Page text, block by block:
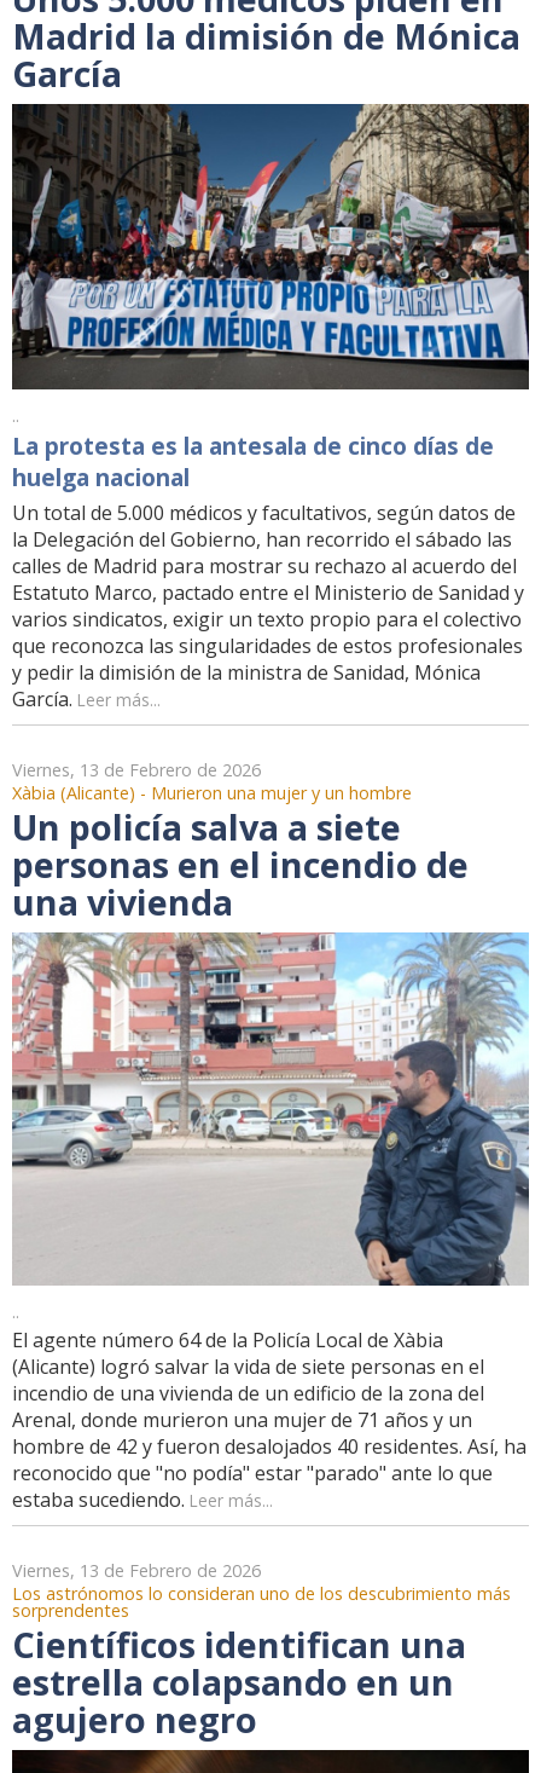
Madrid la dimisión de Mónica
García
..
La protesta es la antesala de cinco días de
huelga nacional
Un total de 5.000 médicos y facultativos, según datos de
la Delegación del Gobierno, han recorrido el sábado las
calles de Madrid para mostrar su rechazo al acuerdo del
Estatuto Marco, pactado entre el Ministerio de Sanidad y
varios sindicatos, exigir un texto propio para el colectivo
que reconozca las singularidades de estos profesionales
y pedir la dimisión de la ministra de Sanidad, Mónica
García. Leer más...
Viernes, 13 de Febrero de 2026
Xàbia (Alicante) - Murieron una mujer y un hombre
Un policía salva a siete
personas en el incendio de
una vivienda
..
El agente número 64 de la Policía Local de Xàbia
(Alicante) logró salvar la vida de siete personas en el
incendio de una vivienda de un edificio de la zona del
Arenal, donde murieron una mujer de 71 años y un
hombre de 42 y fueron desalojados 40 residentes. Así, ha
reconocido que "no podía" estar "parado" ante lo que
estaba sucediendo. Leer más...
Viernes, 13 de Febrero de 2026
Los astrónomos lo consideran uno de los descubrimiento más
sorprendentes
Científicos identifican una
estrella colapsando en un
agujero negro